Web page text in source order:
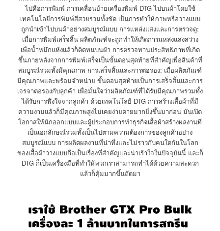
ไปคือการพิมพ์ การเคลื่อนย้ายเครื่องพิมพ์ DTG ไปบนผ้าโดยใช้
เทคโนโลยีการพิมพ์สีสวยรวมทั้งชัด เป็นการทำให้ภาพหรือวางแบบ
ถูกนำเข้าไปบนผ้าอย่างสมบูรณ์แบบ การแหล่งแสงและการตรวจดู:
เมื่อการพิมพ์เสร็จสิ้น ผลิตภัณฑ์จะถูกทำให้เกิดการแหล่งแสงสว่าง
เพื่อน้ำหมึกแห้งแล้วก็ติดทนบนผ้า การตรวจทานประสิทธิภาพที่เกิด
ขึ้นภายหลังจากการพิมพ์เสร็จเป็นขั้นตอนสุดท้ายที่สำคัญเพื่อสินค้าที่
สมบูรณ์รวมทั้งมีคุณภาพ การเสร็จสิ้นและการต่อรอง: เมื่อผลิตภัณฑ์
มีคุณภาพและพร้อมจำหน่าย ขั้นตอนสุดท้ายเป็นการเสร็จสิ้นและการ
เจรจาต่อรองกับลูกค้า เพื่อมั่นใจว่าผลิตภัณฑ์ที่ได้รับมีคุณภาพรวมทั้ง
ได้รับการพึงใจจากลูกค้า ด้วยเทคโนโลยี DTG การสร้างเสื้อผ้าที่มี
ความงามแล้วก็มีคุณภาพสูงไม่เคยง่ายดายมากยิ่งขึ้นมาก่อน มันเปิด
โอกาสให้นักออกแบบและผู้ประกอบการทำธุรกิจเสื้อผ้าสร้างผลงานที่
เป็นเอกลักษณ์รวมทั้งเป็นไปตามความต้องการของลูกค้าอย่าง
สมบูรณ์แบบ การผลิตผลงานที่น่าทึ่งและไม่ราวกับคนใดกันในโลก
ของเสื้อผ้าวางแบบถือเป็นเรื่องที่สำคัญและน่าเร้าใจในปัจจุบันนี้ และก็
DTG ก็เป็นเครื่องมือที่ทำให้พวกเราสามารถทำได้ด้วยความสะดวก
แล้วก็คุ้มมากขึ้นถัดมา